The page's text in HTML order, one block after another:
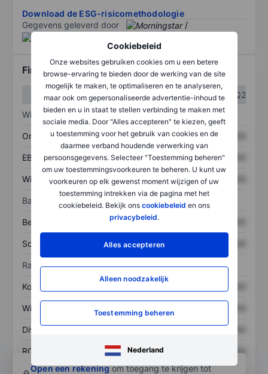
Cookiebeleid
Onze websites gebruiken cookies om u een betere
browse-ervaring te bieden door de werking van de site
mogelijk te maken, te optimaliseren en te analyseren,
maar ook om gepersonaliseerde advertentie-inhoud te
bieden en u in staat te stellen verbinding te maken met
sociale media. Door "Alles accepteren" te kiezen, geeft
u toestemming voor het gebruik van cookies en de
daarmee verband houdende verwerking van
persoonsgegevens. Selecteer "Toestemming beheren"
om uw toestemmingsvoorkeuren te beheren. U kunt uw
voorkeuren op elk gewenst moment wijzigen of uw
toestemming intrekken via de pagina met het
cookiebeleid. Bekijk ons cookiebeleid en ons
privacybeleid.
Alles accepteren
Alleen noodzakelijk
Toestemming beheren
Nederland
Download de ESG-risicomethodologie
Gegevens geleverd door
/
Financiële gegevens
Q1
Q2
Winst/verlies
Omzet XXXXXXX XXXXXXX
EBITDA XXXXXXX XXXXXXX
Winst XXXXXXX XXXXXXX
Balans
Bezittingen XXXXXXX
Schulden XXXXXXX
Ratio's
Koers/omzetratio XXXXXXX
Winst per aandeel XXXXXXX
Dividend per aandeel
ROE XXXXXXX
XXXXXXX
Open een rekeningom toegang te krijgen tot